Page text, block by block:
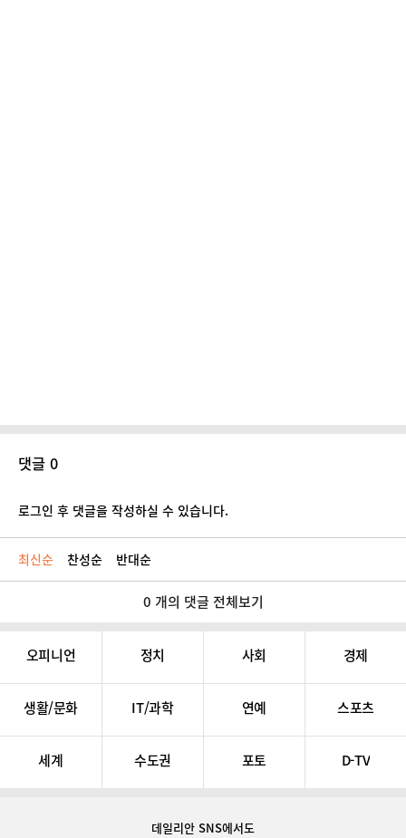
댓글 0
로그인 후 댓글을 작성하실 수 있습니다.
최신순 찬성순 반대순
0 개의 댓글 전체보기
오피니언 정치 사회 경제
생활/문화 IT/과학 연예 스포츠
세계 수도권 포토 D-TV
데일리안 SNS에서도